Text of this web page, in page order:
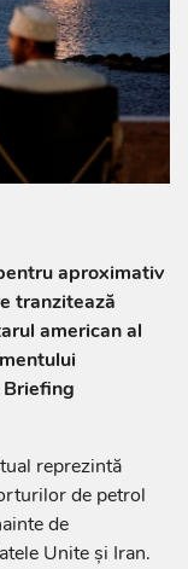
aproximativ
tranzitează
american al
Briefing
reprezintă
de petrol
de
Unite și Iran.